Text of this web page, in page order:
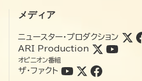
メディア
ニュースター・プロダクション
ARI Production
オピニオン番組
ザ・ファクト